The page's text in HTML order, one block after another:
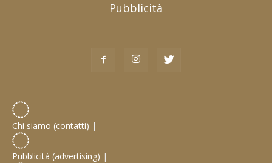
Pubblicità
Chi siamo (contatti) |
Pubblicità (advertising) |